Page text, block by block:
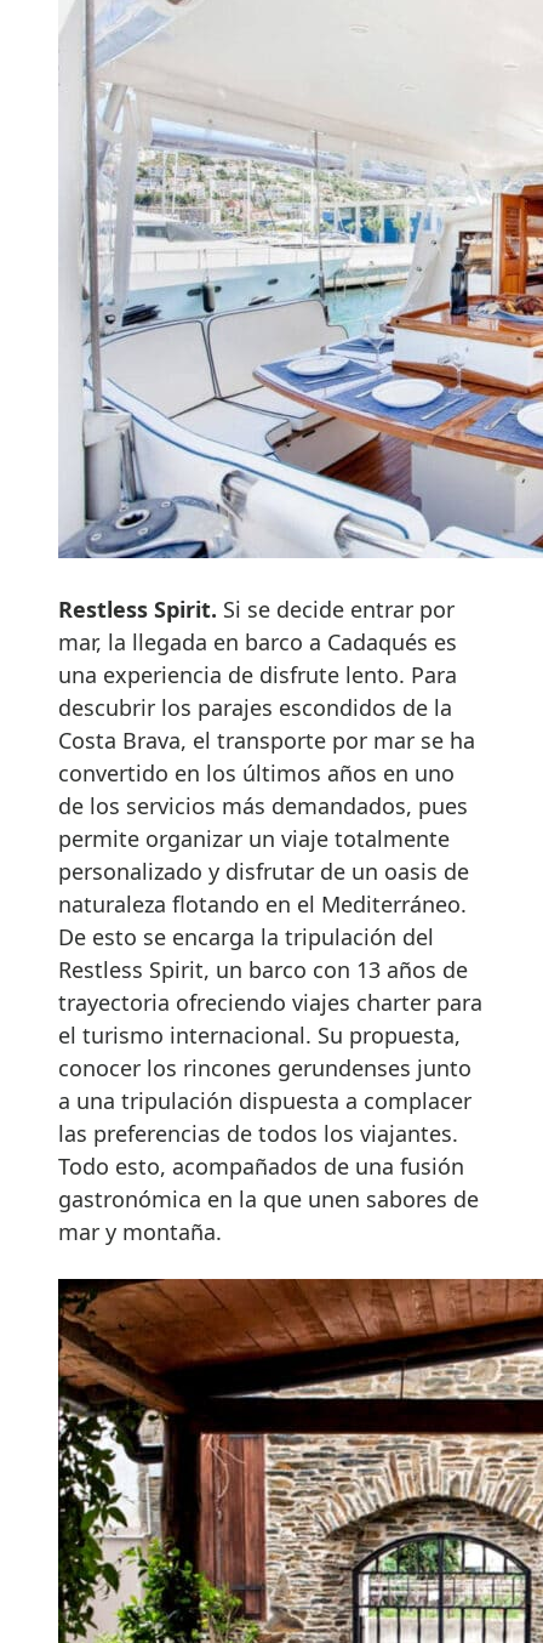
Restless Spirit. Si se decide entrar por
mar, la llegada en barco a Cadaqués es
una experiencia de disfrute lento. Para
descubrir los parajes escondidos de la
Costa Brava, el transporte por mar se ha
convertido en los últimos años en uno
de los servicios más demandados, pues
permite organizar un viaje totalmente
personalizado y disfrutar de un oasis de
naturaleza flotando en el Mediterráneo.
De esto se encarga la tripulación del
Restless Spirit, un barco con 13 años de
trayectoria ofreciendo viajes charter para
el turismo internacional. Su propuesta,
conocer los rincones gerundenses junto
a una tripulación dispuesta a complacer
las preferencias de todos los viajantes.
Todo esto, acompañados de una fusión
gastronómica en la que unen sabores de
mar y montaña.